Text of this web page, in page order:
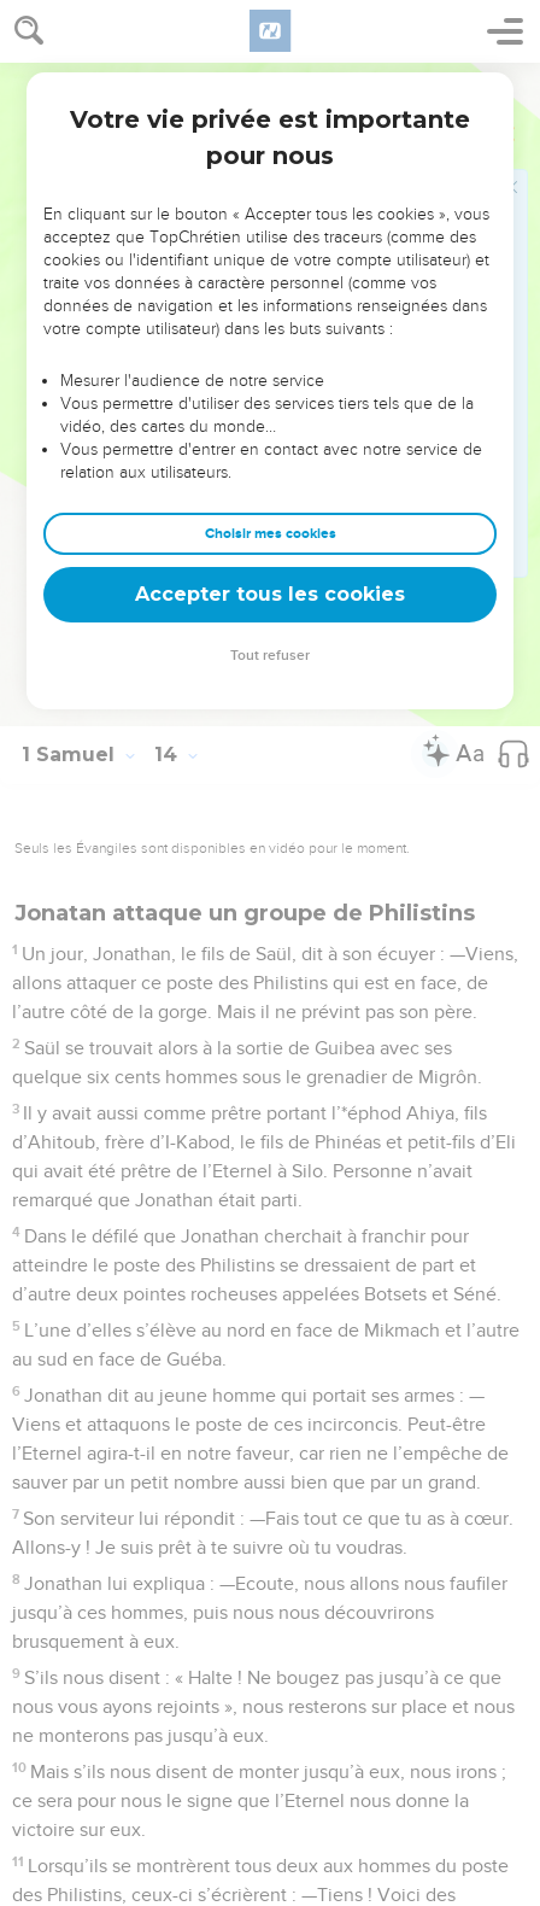
1 Samuel 13
divisa en trois compagnies ; l’une d’elles prit la direction
d’Ophra dans le pays de Choual,
monta sur les hauteurs par le chemin de la frontière qui
domine la vallée de Tseboïm du côté du désert.
pays d’Israël, car les Philistins avaient voulu empêcher que
les Hébreux fabriquent des épées et des lances.
Tous les Israélites devaient donc se rendre chez les
Philistins pour faire affûter leurs socs de charrue, leurs
pioches, leurs haches, leurs bêches
lorsque leurs bêches, leurs pioches, leurs tridents et leur
haches étaient émoussés, ainsi que pour redresser leurs
aiguillons.
C’est pourquoi, le jour de la bataille, les hommes qui
seuls Saül et son fils Jonathan en possédaient.
Un avant-poste philistin vint prendre position au défilé de
Mikmach.
La Bible Du Semeur Copyright © 1992, 1999 by Biblica, Inc.® Used by permission.
1 Samuel 14
Seuls les Évangiles sont disponibles en vidéo pour le moment.
Jonatan attaque un groupe de Philistins
1 Un jour, Jonathan, le fils de Saül, dit à son écuyer : —Viens,
allons attaquer ce poste des Philistins qui est en face, de
l’autre côté de la gorge. Mais il ne prévint pas son père.
2 Saül se trouvait alors à la sortie de Guibea avec ses
quelque six cents hommes sous le grenadier de Migrôn.
3 Il y avait aussi comme prêtre portant l’*éphod Ahiya, fils
d’Ahitoub, frère d’I-Kabod, le fils de Phinéas et petit-fils d’Eli
qui avait été prêtre de l’Eternel à Silo. Personne n’avait
remarqué que Jonathan était parti.
4 Dans le défilé que Jonathan cherchait à franchir pour
atteindre le poste des Philistins se dressaient de part et
d’autre deux pointes rocheuses appelées Botsets et Séné.
5 L’une d’elles s’élève au nord en face de Mikmach et l’autre
au sud en face de Guéba.
6 Jonathan dit au jeune homme qui portait ses armes : —
Viens et attaquons le poste de ces incirconcis. Peut-être
l’Eternel agira-t-il en notre faveur, car rien ne l’empêche de
sauver par un petit nombre aussi bien que par un grand.
7 Son serviteur lui répondit : —Fais tout ce que tu as à cœur.
Allons-y ! Je suis prêt à te suivre où tu voudras.
8 Jonathan lui expliqua : —Ecoute, nous allons nous faufiler
jusqu’à ces hommes, puis nous nous découvrirons
brusquement à eux.
9 S’ils nous disent : « Halte ! Ne bougez pas jusqu’à ce que
nous vous ayons rejoints », nous resterons sur place et nous
ne monterons pas jusqu’à eux.
10 Mais s’ils nous disent de monter jusqu’à eux, nous irons ;
ce sera pour nous le signe que l’Eternel nous donne la
victoire sur eux.
11 Lorsqu’ils se montrèrent tous deux aux hommes du poste
des Philistins, ceux-ci s’écrièrent : —Tiens ! Voici des
Votre vie privée est importante
pour nous
En cliquant sur le bouton « Accepter tous les cookies », vous
acceptez que TopChrétien utilise des traceurs (comme des
cookies ou l'identifiant unique de votre compte utilisateur) et
traite vos données à caractère personnel (comme vos
données de navigation et les informations renseignées dans
votre compte utilisateur) dans les buts suivants :
Mesurer l'audience de notre service
Vous permettre d'utiliser des services tiers tels que de la
vidéo, des cartes du monde…
Vous permettre d'entrer en contact avec notre service de
relation aux utilisateurs.
Choisir mes cookies
Accepter tous les cookies
Tout refuser